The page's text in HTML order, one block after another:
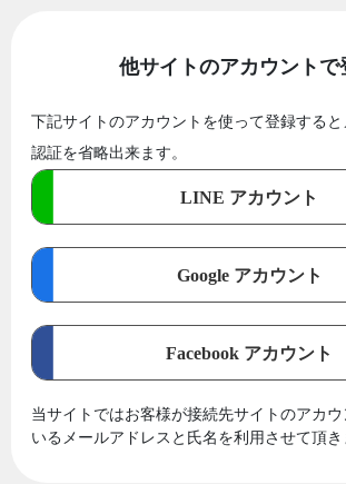
他サイトのアカウントで
下記サイトのアカウントを使って登録する
認証を省略出来ます。
LINE アカウント
Google アカウント
Facebook アカウント
当サイトではお客様が接続先サイトのアカ
いるメールアドレスと氏名を利用させて頂き